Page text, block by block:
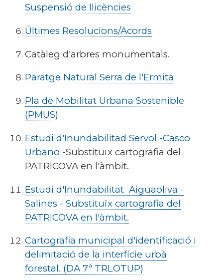
Suspensió de llicències
Últimes Resolucions/Acords
Catàleg d'arbres monumentals.
Paratge Natural Serra de l'Ermita
Pla de Mobilitat Urbana Sostenible
(PMUS)
Estudi d'Inundabilitad Servol -Casco
Urbano -Substituïx cartografia del
PATRICOVA en l'àmbit.
Estudi d'Inundabilitat Aiguaoliva -
Salines - Substituïx cartografia del
PATRICOVA en l'àmbit.
Cartografia municipal d'identificació i
delimitació de la interfície urbà
forestal. (DA 7ª TRLOTUP)